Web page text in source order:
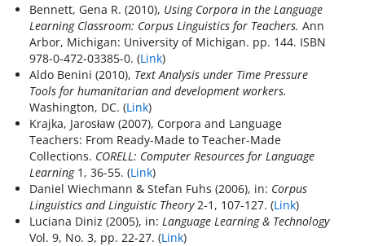
Bennett, Gena R. (2010), Using Corpora in the Language
Learning Classroom: Corpus Linguistics for Teachers. Ann
Arbor, Michigan: University of Michigan. pp. 144. ISBN
978-0-472-03385-0. (Link)
Aldo Benini (2010), Text Analysis under Time Pressure
Tools for humanitarian and development workers.
Washington, DC. (Link)
Krajka, Jarosław (2007), Corpora and Language
Teachers: From Ready-Made to Teacher-Made
Collections. CORELL: Computer Resources for Language
Learning1, 36-55. (Link)
Daniel Wiechmann & Stefan Fuhs (2006), in: Corpus
Linguistics and Linguistic Theory2-1, 107-127. (Link)
Luciana Diniz (2005), in: Language Learning & Technology
Vol. 9, No. 3, pp. 22-27. (Link)